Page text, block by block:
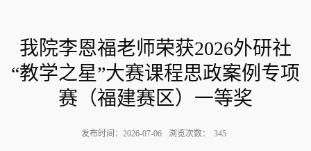
我院李恩福老师荣获2026外研社
“教学之星”大赛课程思政案例专项
赛（福建赛区）一等奖
发布时间：2026-07-06 浏览次数： 345